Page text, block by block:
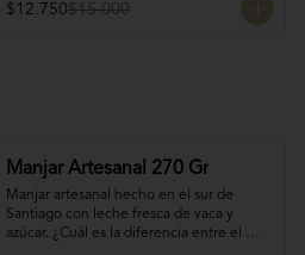
$12.750$15.000
Manjar Artesanal 270 Gr
Manjar artesanal hecho en el sur de
Santiago con leche fresca de vaca y
azúcar. ¿Cuál es la diferencia entre el